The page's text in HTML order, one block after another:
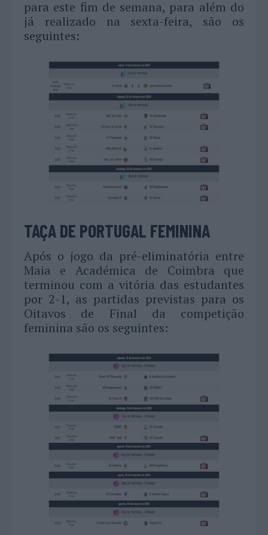
para este fim de semana, para além do
já realizado na sexta-feira, são os
seguintes:
TAÇA DE PORTUGAL FEMININA
Após o jogo da pré-eliminatória entre
Maia e Académica de Coimbra que
terminou com a vitória das estudantes
por 2-1, as partidas previstas para os
Oitavos de Final da competição
feminina são os seguintes: